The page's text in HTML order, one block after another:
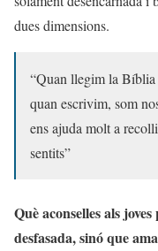
dues dimensions.
“Quan llegim la Bíblia
quan escrivim, som
ens ajuda molt a
sentits”
Què aconselles als
desfasada, sinó que